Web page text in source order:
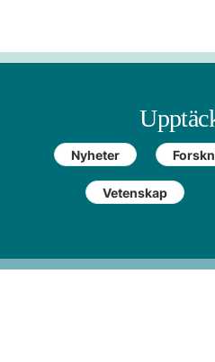
Nyheter
Vetenskap